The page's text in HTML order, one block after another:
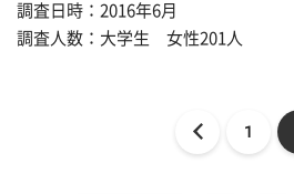
調査日時：2016年6月
調査人数：大学生 女性201人
1